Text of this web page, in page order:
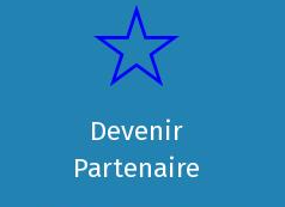
Devenir
Partenaire